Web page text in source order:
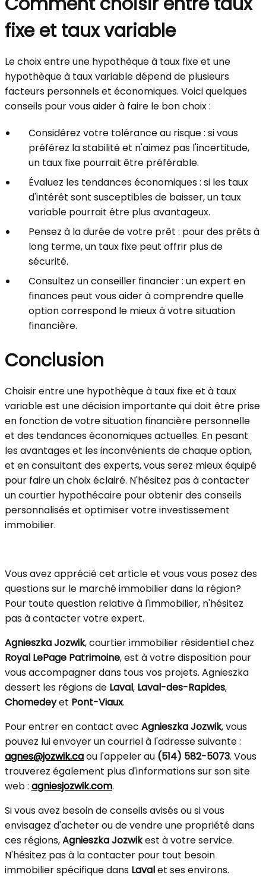
fixe et taux variable
Le choix entre une hypothèque à taux fixe et une
hypothèque à taux variable dépend de plusieurs
facteurs personnels et économiques. Voici quelques
conseils pour vous aider à faire le bon choix :
Considérez votre tolérance au risque : si vous
préférez la stabilité et n'aimez pas l'incertitude,
un taux fixe pourrait être préférable.
Évaluez les tendances économiques : si les taux
d'intérêt sont susceptibles de baisser, un taux
variable pourrait être plus avantageux.
Pensez à la durée de votre prêt : pour des prêts à
long terme, un taux fixe peut offrir plus de
sécurité.
Consultez un conseiller financier : un expert en
finances peut vous aider à comprendre quelle
option correspond le mieux à votre situation
financière.
Conclusion
Choisir entre une hypothèque à taux fixe et à taux
variable est une décision importante qui doit être prise
en fonction de votre situation financière personnelle
et des tendances économiques actuelles. En pesant
les avantages et les inconvénients de chaque option,
et en consultant des experts, vous serez mieux équipé
pour faire un choix éclairé. N'hésitez pas à contacter
un courtier hypothécaire pour obtenir des conseils
personnalisés et optimiser votre investissement
immobilier.
Vous avez apprécié cet article et vous vous posez des
questions sur le marché immobilier dans la région?
Pour toute question relative à l'immobilier, n'hésitez
pas à contacter votre expert.
Agnieszka Jozwik, courtier immobilier résidentiel chez
Royal LePage Patrimoine, est à votre disposition pour
vous accompagner dans tous vos projets. Agnieszka
dessert les régions de Laval, Laval-des-Rapides,
Chomedeyet Pont-Viaux.
Pour entrer en contact avec Agnieszka Jozwik, vous
pouvez lui envoyer un courriel à l'adresse suivante :
agnes@jozwik.caou l'appeler au (514) 582-5073. Vous
trouverez également plus d'informations sur son site
web : agniesjozwik.com.
Si vous avez besoin de conseils avisés ou si vous
envisagez d'acheter ou de vendre une propriété dans
ces régions,Agnieszka Jozwikest à votre service.
N'hésitez pas à la contacter pour tout besoin
immobilier spécifique dans Lavalet ses environs.